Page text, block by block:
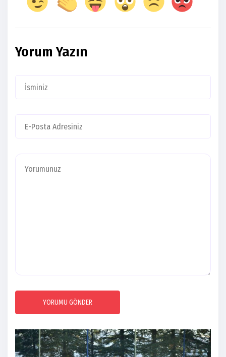
Yorum Yazın
YORUMU GÖNDER